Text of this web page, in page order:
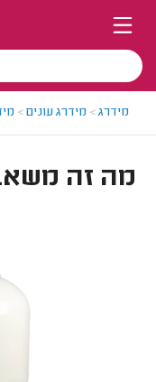
מידרג> מידרג עונים>
מה זה